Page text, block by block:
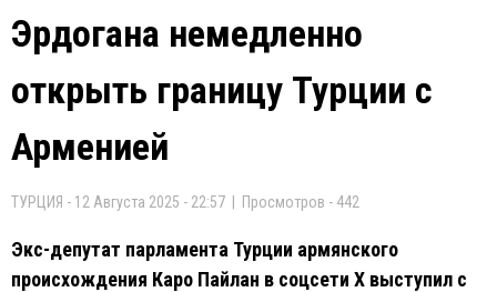
Эрдогана немедленно
открыть границу Турции с
Арменией
ТУРЦИЯ - 12 Августа 2025 - 22:57 | Просмотров - 442
Экс-депутат парламента Турции армянского
происхождения Каро Пайлан в соцсети Х выступил с